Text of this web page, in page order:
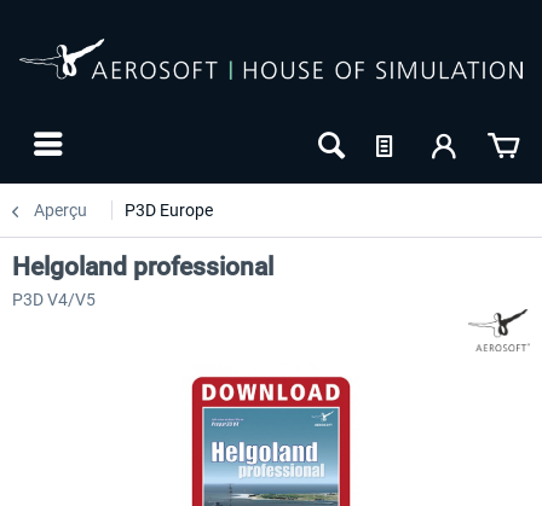
Aperçu P3D Europe
Helgoland professional
P3D V4/V5